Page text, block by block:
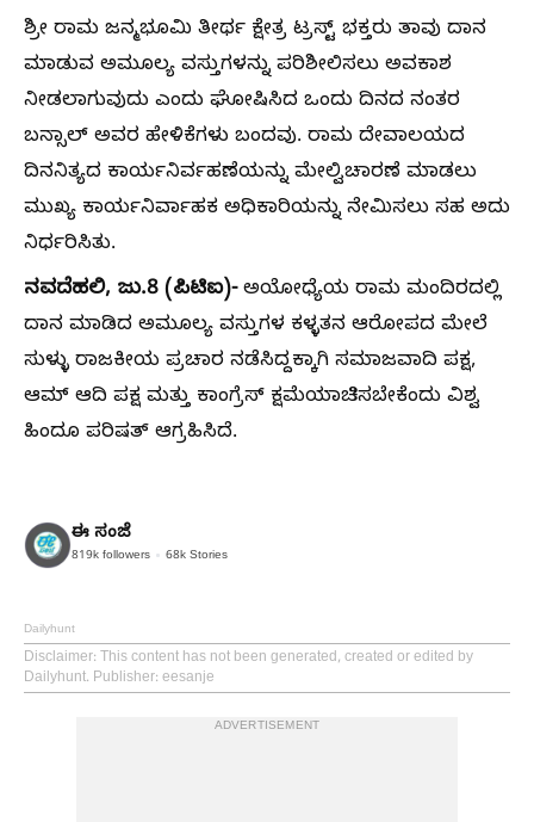
ಶ್ರೀ ರಾಮ ಜನ್ಮಭೂಮಿ ತೀರ್ಥ ಕ್ಷೇತ್ರ ಟ್ರಸ್ಟ್‌ ಭಕ್ತರು ತಾವು ದಾನ
ಮಾಡುವ ಅಮೂಲ್ಯ ವಸ್ತುಗಳನ್ನು ಪರಿಶೀಲಿಸಲು ಅವಕಾಶ
ನೀಡಲಾಗುವುದು ಎಂದು ಘೋಷಿಸಿದ ಒಂದು ದಿನದ ನಂತರ
ಬನ್ಸಾಲ್‌ ಅವರ ಹೇಳಿಕೆಗಳು ಬಂದವು. ರಾಮ ದೇವಾಲಯದ
ದಿನನಿತ್ಯದ ಕಾರ್ಯನಿರ್ವಹಣೆಯನ್ನು ಮೇಲ್ವಿಚಾರಣೆ ಮಾಡಲು
ಮುಖ್ಯ ಕಾರ್ಯನಿರ್ವಾಹಕ ಅಧಿಕಾರಿಯನ್ನು ನೇಮಿಸಲು ಸಹ ಅದು
ನಿರ್ಧರಿಸಿತು.
ನವದೆಹಲಿ, ಜು.8 (ಪಿಟಿಐ)-ಅಯೋಧ್ಯೆಯ ರಾಮ ಮಂದಿರದಲ್ಲಿ
ದಾನ ಮಾಡಿದ ಅಮೂಲ್ಯ ವಸ್ತುಗಳ ಕಳ್ಳತನ ಆರೋಪದ ಮೇಲೆ
ಸುಳ್ಳು ರಾಜಕೀಯ ಪ್ರಚಾರ ನಡೆಸಿದ್ದಕ್ಕಾಗಿ ಸಮಾಜವಾದಿ ಪಕ್ಷ,
ಆಮ್‌ ಆದಿ ಪಕ್ಷ ಮತ್ತು ಕಾಂಗ್ರೆಸ್‌‍ ಕ್ಷಮೆಯಾಚಿಸಬೇಕೆಂದು ವಿಶ್ವ
ಹಿಂದೂ ಪರಿಷತ್‌ ಆಗ್ರಹಿಸಿದೆ.
ಈ ಸಂಜೆ
819k followers 68k Stories
Dailyhunt
Disclaimer: This content has not been generated, created or edited by
Dailyhunt. Publisher: eesanje
ADVERTISEMENT